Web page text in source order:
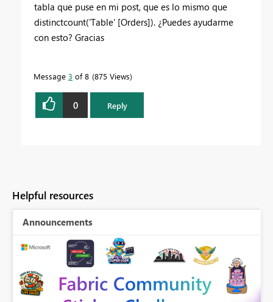
tabla que puse en mi post, que es lo mismo que
distinctcount('Table' [Orders]). ¿Puedes ayudarme
con esto? Gracias
Message 3 of 8 875 Views
0 Reply
Helpful resources
Announcements